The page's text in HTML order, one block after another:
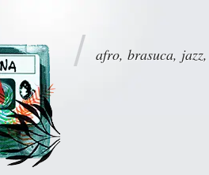
afro, brasuca,